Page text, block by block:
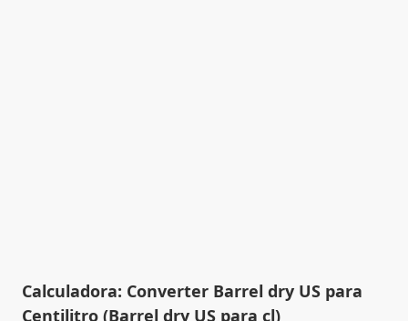
Calculadora: Converter Barrel dry US para
Centilitro (Barrel dry US para cl)